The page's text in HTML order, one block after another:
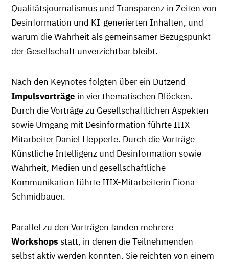
Qualitätsjournalismus und Transparenz in Zeiten von
Desinformation und KI-generierten Inhalten, und
warum die Wahrheit als gemeinsamer Bezugspunkt
der Gesellschaft unverzichtbar bleibt.
Nach den Keynotes folgten über ein Dutzend
Impulsvorträge in vier thematischen Blöcken.
Durch die Vorträge zu Gesellschaftlichen Aspekten
sowie Umgang mit Desinformation führte IIIX-
Mitarbeiter Daniel Hepperle. Durch die Vorträge
Künstliche Intelligenz und Desinformation sowie
Wahrheit, Medien und gesellschaftliche
Kommunikation führte IIIX-Mitarbeiterin Fiona
Schmidbauer.
Parallel zu den Vorträgen fanden mehrere
Workshops statt, in denen die Teilnehmenden
selbst aktiv werden konnten. Sie reichten von einem